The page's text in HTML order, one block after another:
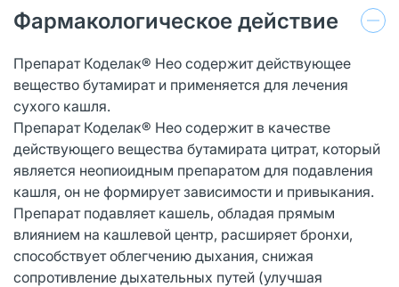
Фармакологическое действие
Препарат Коделак® Нео содержит действующее
вещество бутамират и применяется для лечения
сухого кашля.
Препарат Коделак® Нео содержит в качестве
действующего вещества бутамирата цитрат, который
является неопиоидным препаратом для подавления
кашля, он не формирует зависимости и привыкания.
Препарат подавляет кашель, обладая прямым
влиянием на кашлевой центр, расширяет бронхи,
способствует облегчению дыхания, снижая
сопротивление дыхательных путей (улучшая